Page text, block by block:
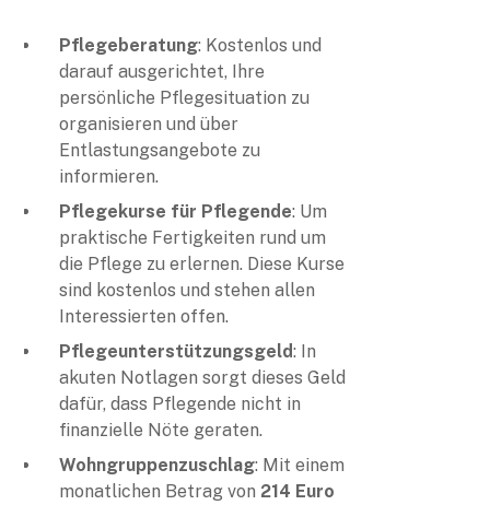
Pflegeberatung: Kostenlos und
darauf ausgerichtet, Ihre
persönliche Pflegesituation zu
organisieren und über
Entlastungsangebote zu
informieren.
Pflegekurse für Pflegende: Um
praktische Fertigkeiten rund um
die Pflege zu erlernen. Diese Kurse
sind kostenlos und stehen allen
Interessierten offen.
Pflegeunterstützungsgeld: In
akuten Notlagen sorgt dieses Geld
dafür, dass Pflegende nicht in
finanzielle Nöte geraten.
Wohngruppenzuschlag: Mit einem
monatlichen Betrag von 214 Euro